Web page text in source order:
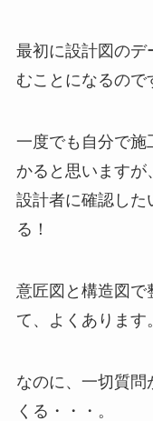
最初に設計図のデ
むことになるので
一度でも自分で施
かると思いますが、
設計者に確認した
る！
意匠図と構造図で
て、よくあります。
なのに、一切質問
くる・・・。